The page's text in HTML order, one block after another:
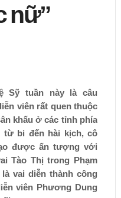
nữ”
Sỹ tuần này là câu
viên rất quen thuộc
khấu ở các tỉnh phía
từ bi đến hài kịch, cô
được ấn tượng với
Tào Thị trong Phạm
vai diễn thành công
viên Phương Dung